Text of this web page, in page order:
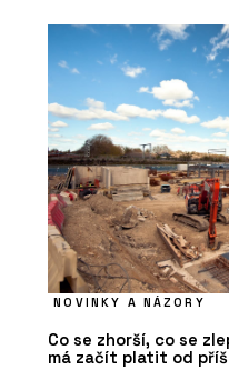
NOVINKY A NÁZORY
Co se zhorší, co se
má začít platit od